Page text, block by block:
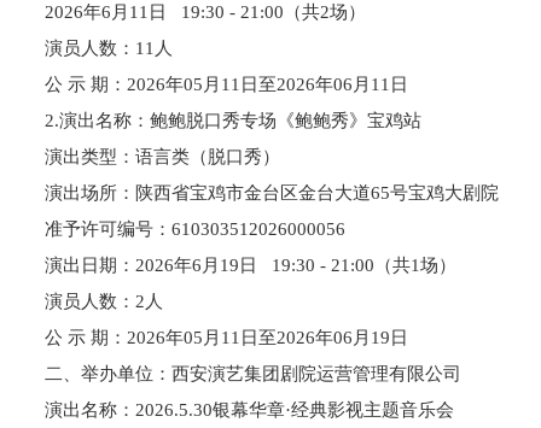
2026年6月11日 19:30 - 21:00（共2场）
演员人数：11人
公 示 期：2026年05月11日至2026年06月11日
2.演出名称：鲍鲍脱口秀专场《鲍鲍秀》宝鸡站
演出类型：语言类（脱口秀）
演出场所：陕西省宝鸡市金台区金台大道65号宝鸡大剧院
准予许可编号：610303512026000056
演出日期：2026年6月19日 19:30 - 21:00（共1场）
演员人数：2人
公 示 期：2026年05月11日至2026年06月19日
二、举办单位：西安演艺集团剧院运营管理有限公司
演出名称：2026.5.30银幕华章·经典影视主题音乐会